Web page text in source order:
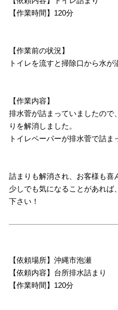
【作業時間】120分
【作業前の状況】
トイレを流すと掃除口から水が
【作業内容】
排水菅が詰まっていましたので
りを解消しました。
トイレペーパーが排水菅で詰ま
詰まりも解消され、お客様も喜
少しでも気になることがあれば
下さい！
【依頼場所】沖縄市泡瀬
【依頼内容】台所排水詰まり
【作業時間】120分